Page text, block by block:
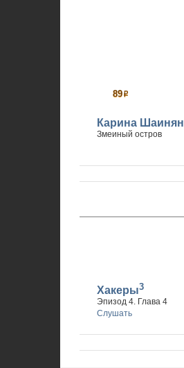
89р
Карина Шаинян
Змеиный остров
Хакеры3
Эпизод 4. Глава 4
Слушать